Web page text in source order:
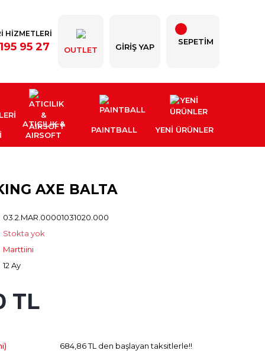
HİZMETLERİ
95 27 OUTLET GIRIŞ YAP
SEPETİM
ATICILIK &
AIRSOFT
PAINTBALL YENI ÜRÜNLER
AXE BALTA
03.2.MAR.00001031020.000
Stokta yok
Marttiini
12 Ay
TL
684,86 TL den başlayan taksitlerle!!